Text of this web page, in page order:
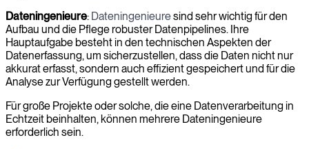
Dateningenieure: Dateningenieuresind sehr wichtig für den
Aufbau und die Pflege robuster Datenpipelines. Ihre
Hauptaufgabe besteht in den technischen Aspekten der
Datenerfassung, um sicherzustellen, dass die Daten nicht nur
akkurat erfasst, sondern auch effizient gespeichert und für die
Analyse zur Verfügung gestellt werden.
Für große Projekte oder solche, die eine Datenverarbeitung in
Echtzeit beinhalten, können mehrere Dateningenieure
erforderlich sein.